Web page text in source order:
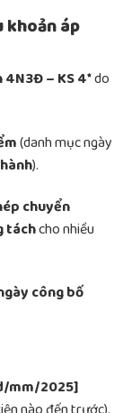
khoản áp
– KS 4*do
(danh mục ngày
).
chuyển
táchcho nhiều
công bố
mm/2025]